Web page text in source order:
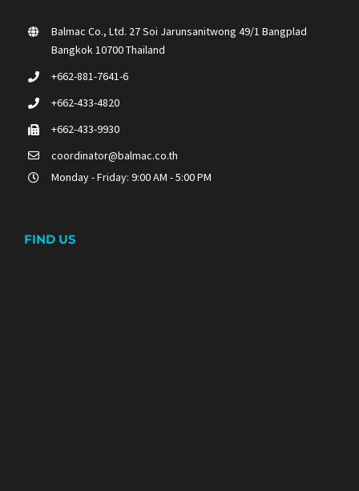
Balmac Co., Ltd. 27 Soi Jarunsanitwong 49/1 Bangplad
Bangkok 10700 Thailand
+662-881-7641-6
+662-433-4820
+662-433-9930
coordinator@balmac.co.th
Monday - Friday: 9:00 AM - 5:00 PM
FIND US